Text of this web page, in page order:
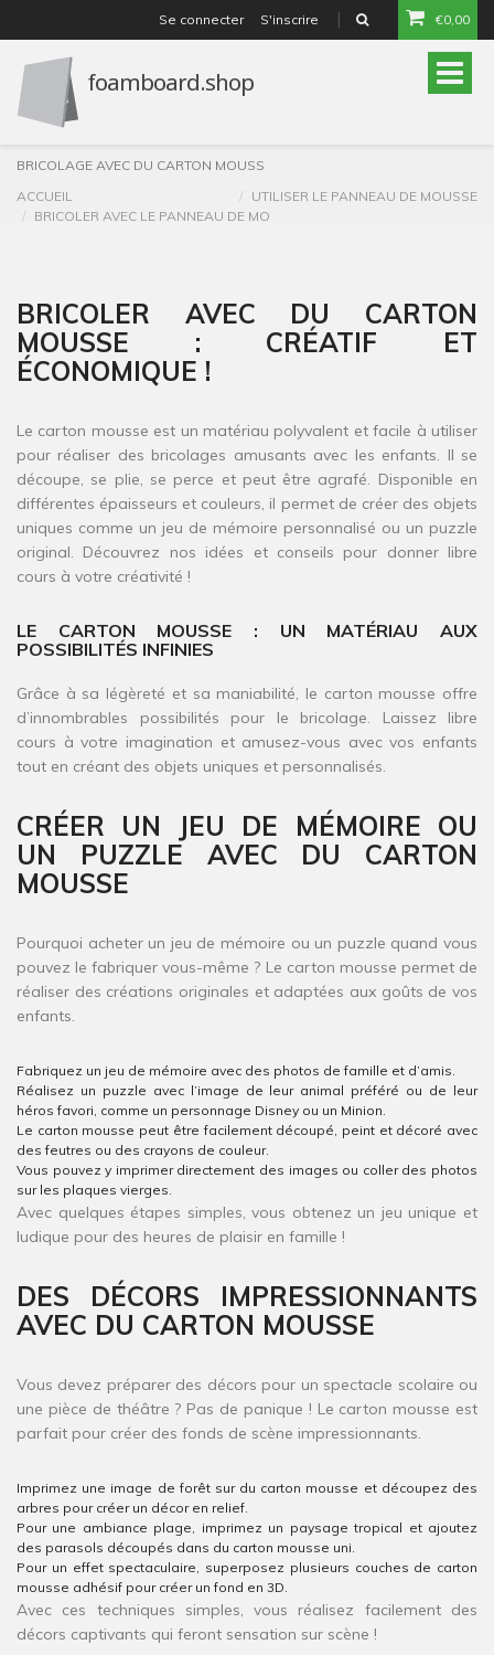
Se connecter S'inscrire €0,00
Toggle
BRICOLAGE AVEC DU CARTON MOUSS
ACCUEIL
UTILISER LE PANNEAU DE MOUSSE
BRICOLER AVEC LE PANNEAU DE MO
BRICOLER AVEC DU CARTON
MOUSSE : CRÉATIF ET
ÉCONOMIQUE !
Le carton mousse est un matériau polyvalent et facile à utiliser
pour réaliser des bricolages amusants avec les enfants. Il se
découpe, se plie, se perce et peut être agrafé. Disponible en
différentes épaisseurs et couleurs, il permet de créer des objets
uniques comme un jeu de mémoire personnalisé ou un puzzle
original. Découvrez nos idées et conseils pour donner libre
cours à votre créativité !
LE CARTON MOUSSE : UN MATÉRIAU AUX
POSSIBILITÉS INFINIES
Grâce à sa légèreté et sa maniabilité, le carton mousse offre
d’innombrables possibilités pour le bricolage. Laissez libre
cours à votre imagination et amusez-vous avec vos enfants
tout en créant des objets uniques et personnalisés.
CRÉER UN JEU DE MÉMOIRE OU
UN PUZZLE AVEC DU CARTON
MOUSSE
Pourquoi acheter un jeu de mémoire ou un puzzle quand vous
pouvez le fabriquer vous-même ? Le carton mousse permet de
réaliser des créations originales et adaptées aux goûts de vos
enfants.
Fabriquez un jeu de mémoire avec des photos de famille et d’amis.
Réalisez un puzzle avec l’image de leur animal préféré ou de leur
héros favori, comme un personnage Disney ou un Minion.
Le carton mousse peut être facilement découpé, peint et décoré avec
des feutres ou des crayons de couleur.
Vous pouvez y imprimer directement des images ou coller des photos
sur les plaques vierges.
Avec quelques étapes simples, vous obtenez un jeu unique et
ludique pour des heures de plaisir en famille !
DES DÉCORS IMPRESSIONNANTS
AVEC DU CARTON MOUSSE
Vous devez préparer des décors pour un spectacle scolaire ou
une pièce de théâtre ? Pas de panique ! Le carton mousse est
parfait pour créer des fonds de scène impressionnants.
Imprimez une image de forêt sur du carton mousse et découpez des
arbres pour créer un décor en relief.
Pour une ambiance plage, imprimez un paysage tropical et ajoutez
des parasols découpés dans du carton mousse uni.
Pour un effet spectaculaire, superposez plusieurs couches de carton
mousse adhésif pour créer un fond en 3D.
Avec ces techniques simples, vous réalisez facilement des
décors captivants qui feront sensation sur scène !